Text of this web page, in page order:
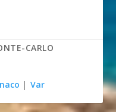
CARLO
| Var